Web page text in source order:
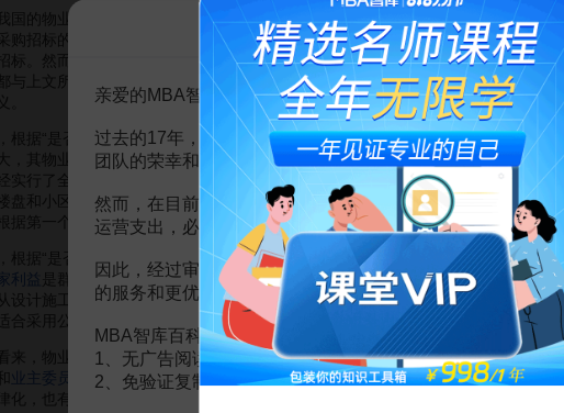
的物业管理招标事业起步较晚，到目前为此，关于物业管理招标投标的具体法
购招标的范围作出规定。因此，从严格意义上讲，物业管理招标的范围在我国
标。然而，如前文所述，《招标投标法》对招标范围的规定所体现的精神参照了
与上文所提到的“三原则”不谋而合，这使我们有足够的理由相信，“三原则”是我
。
据“是否与社会公众利益密切相关”的原则，大型基础设施(如机场、火车站、地
，其物业管理好坏直接关系到公众的利益，甚至人身安全，因此，这些项目的物
实行了全套的招标，物业管理招标不过是其中的一部分而已。另外，对于一些
盘和小区来说，无疑是一个 “小社会”，其管理好坏，居民是否安全、舒适，是
据第一个原则，该类楼盘的物业管理也属于应该招标甚至必须要招标的范围内。
据“是否关系到 国家利益”的原则，除了上述大型的基础设施和公用物业外，其
利益 是群众利益的代表，损害 国家利益就等于损害社会公众的利益，因此应对国家
设计施工到物业管理都采用了招标方式，并取得了良好的效果。然而，根据“是
合采用公开招标方式，如国家政府部门和机要部门的办公大楼等。事实上，这一
，物业管理招标范围已经有了较为清晰的界定。而对于那些在《招标投标法》
业主委员会
的意见。不过，随着业主对物业管理的要求不断提高和业主自主管理
化，也有待完善。
告MBA智库百科用户的一封信
亲爱的MBA智库百科用户：
过去的17年，百科频道一直以免费公益的形式为大家提供知
团队的荣幸和骄傲。
然而，在目前越来越严峻的经营挑战下，单纯依靠不断增加
运营支出，必然会越来越影响您的使用体验，这也与我们的
因此，经过审慎地考虑，我们决定推出VIP会员收费制度，
的服务和更优质的内容。
MBA智库百科VIP会员（9.9元 / 年， 点击开通 ），您的权益
1、无广告阅读；
2、免验证复制。